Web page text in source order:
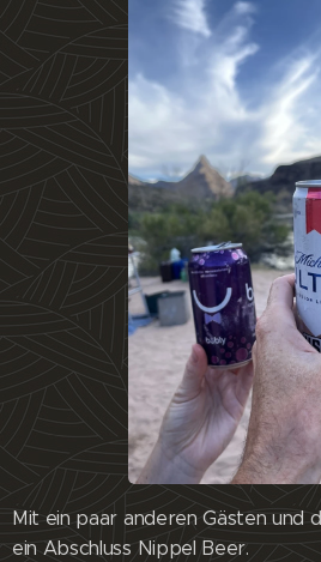
Mit ein paar anderen Gästen und
ein Abschluss Nippel Beer.